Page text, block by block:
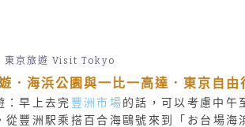
東京旅遊 Visit Tokyo
．海浜公園與一比一高達．東京自由
：早上去完 豐洲市場的話，可以考慮中午
從豐洲駅乘搭百合海鷗號來到「お台場海